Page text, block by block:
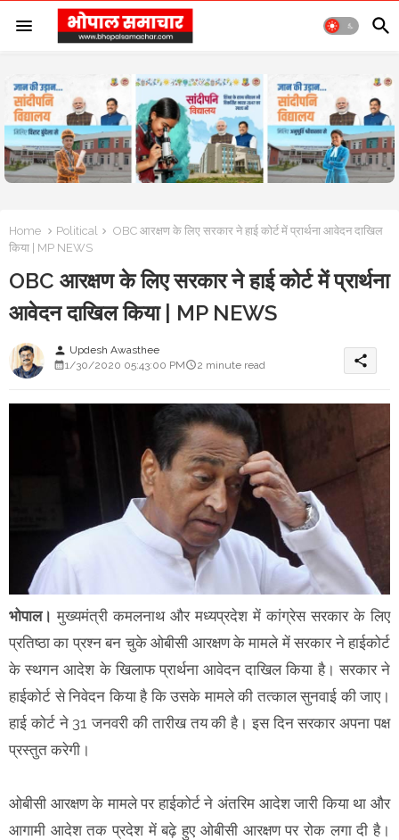
Home Political
OBC आरक्षण के लिए सरकार ने हाई कोर्ट में प्रार्थना आवेदन दाखिल
किया | MP NEWS
OBC आरक्षण के लिए सरकार ने हाई कोर्ट में प्रार्थना
आवेदन दाखिल किया | MP NEWS
person Updesh Awasthee
1/30/2020 05:43:00 PM
2 minute read share
भोपाल। मुख्यमंत्री कमलनाथ और मध्यप्रदेश में कांग्रेस सरकार के लिए
प्रतिष्ठा का प्रश्न बन चुके ओबीसी आरक्षण के मामले में सरकार ने हाईकोर्ट
के स्थगन आदेश के खिलाफ प्रार्थना आवेदन दाखिल किया है। सरकार ने
हाईकोर्ट से निवेदन किया है कि उसके मामले की तत्काल सुनवाई की जाए।
हाई कोर्ट ने 31 जनवरी की तारीख तय की है। इस दिन सरकार अपना पक्ष
प्रस्तुत करेगी।
ओबीसी आरक्षण के मामले पर हाईकोर्ट ने अंतरिम आदेश जारी किया था और
आगामी आदेश तक प्रदेश में बढ़े हुए ओबीसी आरक्षण पर रोक लगा दी है।